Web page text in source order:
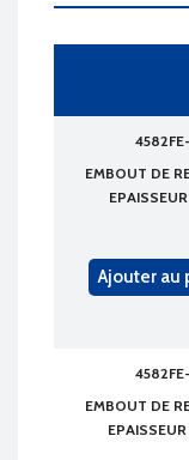
EMBOUT DE
Ajouter au
EMBOUT DE